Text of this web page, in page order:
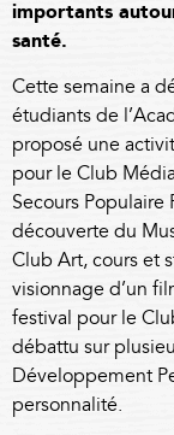
importants
santé.
Cette semaine a
étudiants de
proposé une
pour le Club
Secours Populaire
découverte du
Club Art, cours et
visionnage d’un
festival pour le
débattu sur
Développement
personnalité.